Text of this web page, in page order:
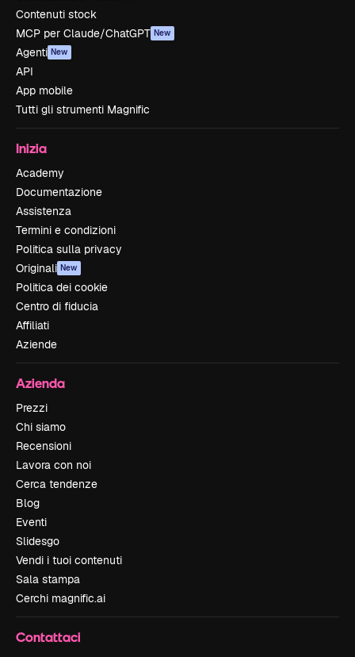
Contenuti stock
MCP per Claude/ChatGPT New
Agenti New
API
App mobile
Tutti gli strumenti Magnific
Inizia
Academy
Documentazione
Assistenza
Termini e condizioni
Politica sulla privacy
Originali New
Politica dei cookie
Centro di fiducia
Affiliati
Aziende
Azienda
Prezzi
Chi siamo
Recensioni
Lavora con noi
Cerca tendenze
Blog
Eventi
Slidesgo
Vendi i tuoi contenuti
Sala stampa
Cerchi magnific.ai
Contattaci